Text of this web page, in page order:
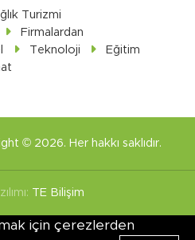
Turizmi
Firmalardan
Teknoloji
Eğitim
© 2026. Her hakkı saklıdır.
TE Bilişim
için çerezlerden